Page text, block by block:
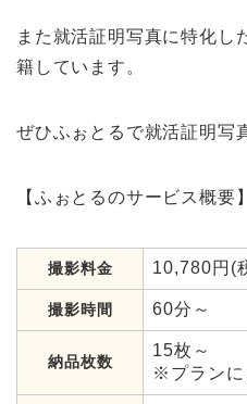
また就活証明写真に特化し
籍しています。
ぜひふぉとるで就活証明写
【ふぉとるのサービス概要】
撮影料金 10,780円(
撮影時間 60分～
納品枚数
15枚～
※プランに